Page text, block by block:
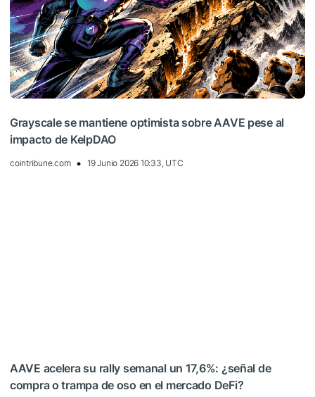
Grayscale se mantiene optimista sobre AAVE pese al
impacto de KelpDAO
cointribune.com 19 Junio 2026 10:33, UTC
AAVE acelera su rally semanal un 17,6%: ¿señal de
compra o trampa de oso en el mercado DeFi?